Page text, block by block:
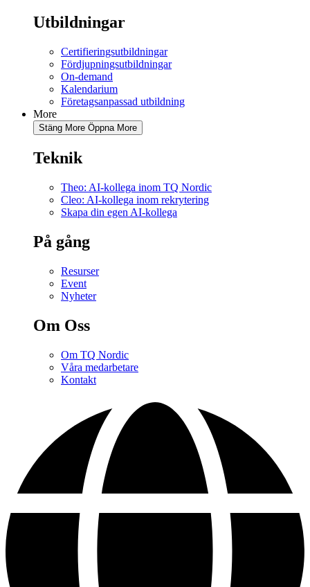
Utbildningar
Certifieringsutbildningar
Fördjupningsutbildningar
On-demand
Kalendarium
Företagsanpassad utbildning
More
Stäng More Öppna More
Teknik
Theo: AI-kollega inom TQ Nordic
Cleo: AI-kollega inom rekrytering
Skapa din egen AI-kollega
På gång
Resurser
Event
Nyheter
Om Oss
Om TQ Nordic
Våra medarbetare
Kontakt